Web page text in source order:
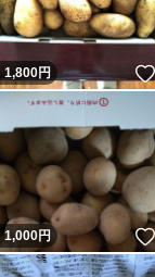
1,800円
1,000円